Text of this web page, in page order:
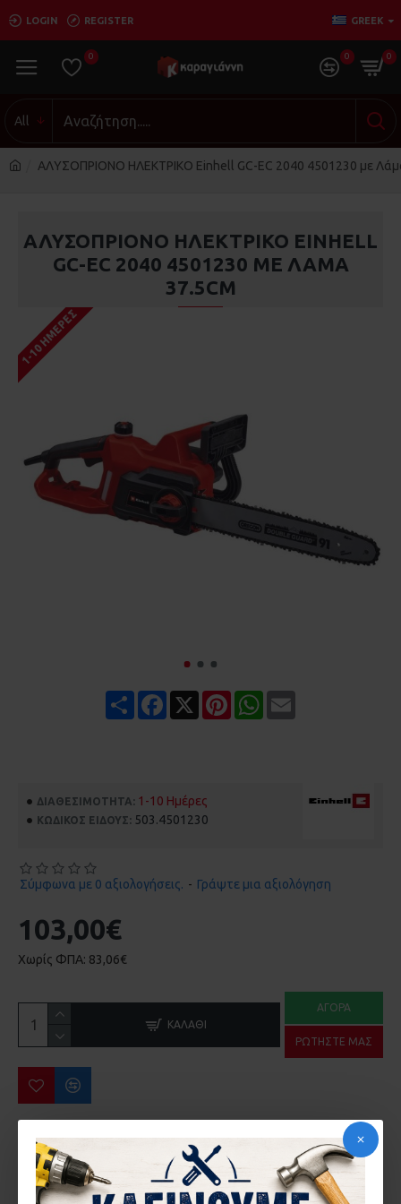
LOGIN REGISTER GREEK
0 0 0
All
ΑΛΥΣΟΠΡΙΟΝΟ ΗΛΕΚΤΡΙΚΟ Einhell GC-EC 2040 4501230 με
ΑΛΥΣΟΠΡΙΟΝΟ ΗΛΕΚΤΡΙΚΟ EINHELL
GC-EC 2040 4501230 ΜΕ ΛΆΜΑ
37.5CM
1-10 ΗΜΈΡΕΣ
Share Facebook PinterestWhatsApp
ΔΙΑΘΕΣΙΜΌΤΗΤΑ: 1-10 Ημέρες
ΚΩΔΙΚΌΣ ΕΊΔΟΥΣ: 503.4501230
Σύμφωνα με 0 αξιολογήσεις. - Γράψτε μια αξιολόγηση
103,00€
Χωρίς ΦΠΑ: 83,06€
ΚΑΛΆΘΙ
ΑΓΟΡΆ
ΡΩΤΉΣΤΕ ΜΑΣ
ΠΕΡΙΣΣΌΤΕΡΑ ΑΠΌ ΤΗΝ ΙΔΙΑ ΜΆΡΚΑ
HΛΕΚΤΡΙΚΟ ΨΑΛΙΔΙ ΜΠΟΡΝΤΟΥΡΑΣ 650W GΕ-EH 6560 EINHELL 3403330